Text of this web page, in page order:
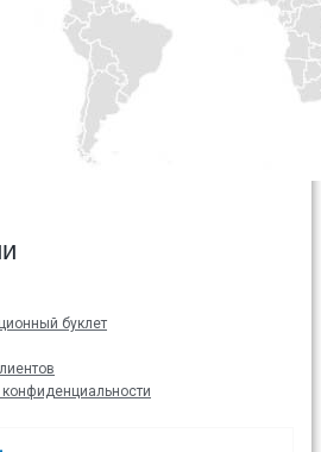
буклет
конфиденциальности